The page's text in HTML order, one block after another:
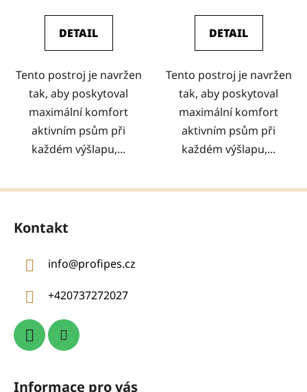
DETAIL
Tento postroj je navržen
tak, aby poskytoval
maximální komfort
aktivním psům při
každém výšlapu,...
DETAIL
Tento postroj je navržen
tak, aby poskytoval
maximální komfort
aktivním psům při
každém výšlapu,...
Z
Kontakt
info@profipes.cz
+420737272027
Informace pro vás